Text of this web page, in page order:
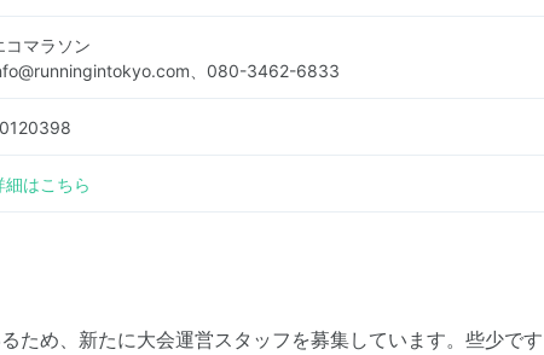
コマラソン
、080-3462-6833
細はこちら
ため、新たに大会運営スタッフを募集しています。些少です